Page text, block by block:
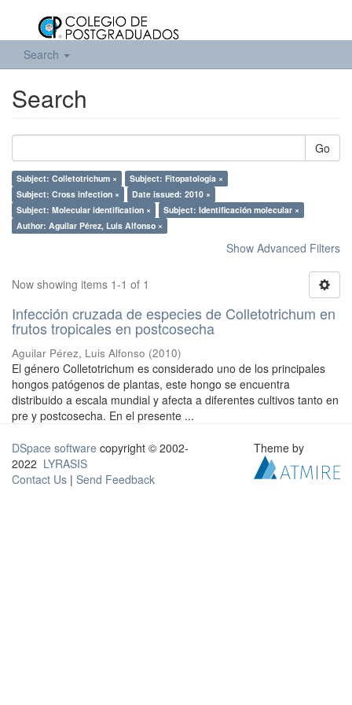
Search
Search
Go
Subject: Colletotrichum ×
Subject: Fitopatología ×
Subject: Cross infection ×
Date issued: 2010 ×
Subject: Molecular identification ×
Subject: Identificación molecular ×
Author: Aguilar Pérez, Luis Alfonso ×
Show Advanced Filters
Now showing items 1-1 of 1
Infección cruzada de especies de Colletotrichum en
frutos tropicales en postcosecha
Aguilar Pérez, Luis Alfonso (2010)
El género Colletotrichum es considerado uno de los principales
hongos patógenos de plantas, este hongo se encuentra
distribuido a escala mundial y afecta a diferentes cultivos tanto en
pre y postcosecha. En el presente ...
DSpace software copyright © 2002-
2022 LYRASIS
Contact Us | Send Feedback
Theme by